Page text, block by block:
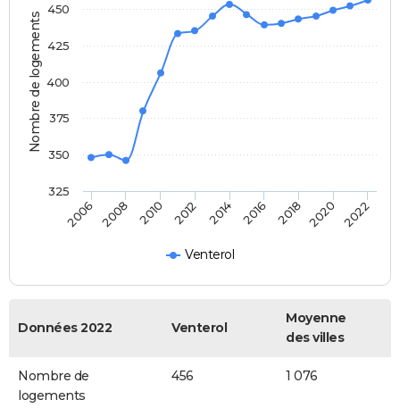
Nombre de logements
Venterol
2006 2008 2010 2012 2014 2016 2018 2020 2022
325
350
375
400
425
450
Données 2022 Venterol
Moyenne
des villes
Nombre de
logements
456 1 076